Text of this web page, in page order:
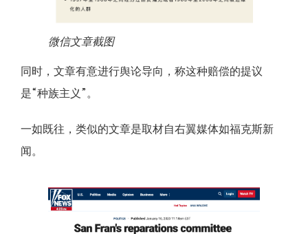
微信文章截图
同时，文章有意进行舆论导向，称这种赔偿的提议
是“种族主义”。
一如既往，类似的文章是取材自右翼媒体如福克斯新
闻。